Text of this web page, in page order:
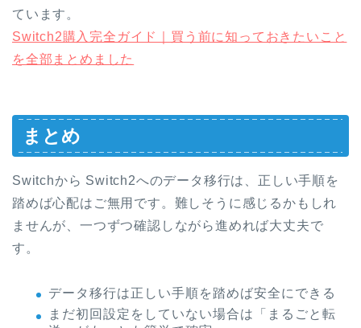
ています。
Switch2購入完全ガイド｜買う前に知っておきたいこと
を全部まとめました
まとめ
Switchから Switch2へのデータ移行は、正しい手順を
踏めば心配はご無用です。難しそうに感じるかもしれ
ませんが、一つずつ確認しながら進めれば大丈夫で
す。
データ移行は正しい手順を踏めば安全にできる
まだ初回設定をしていない場合は「まるごと転